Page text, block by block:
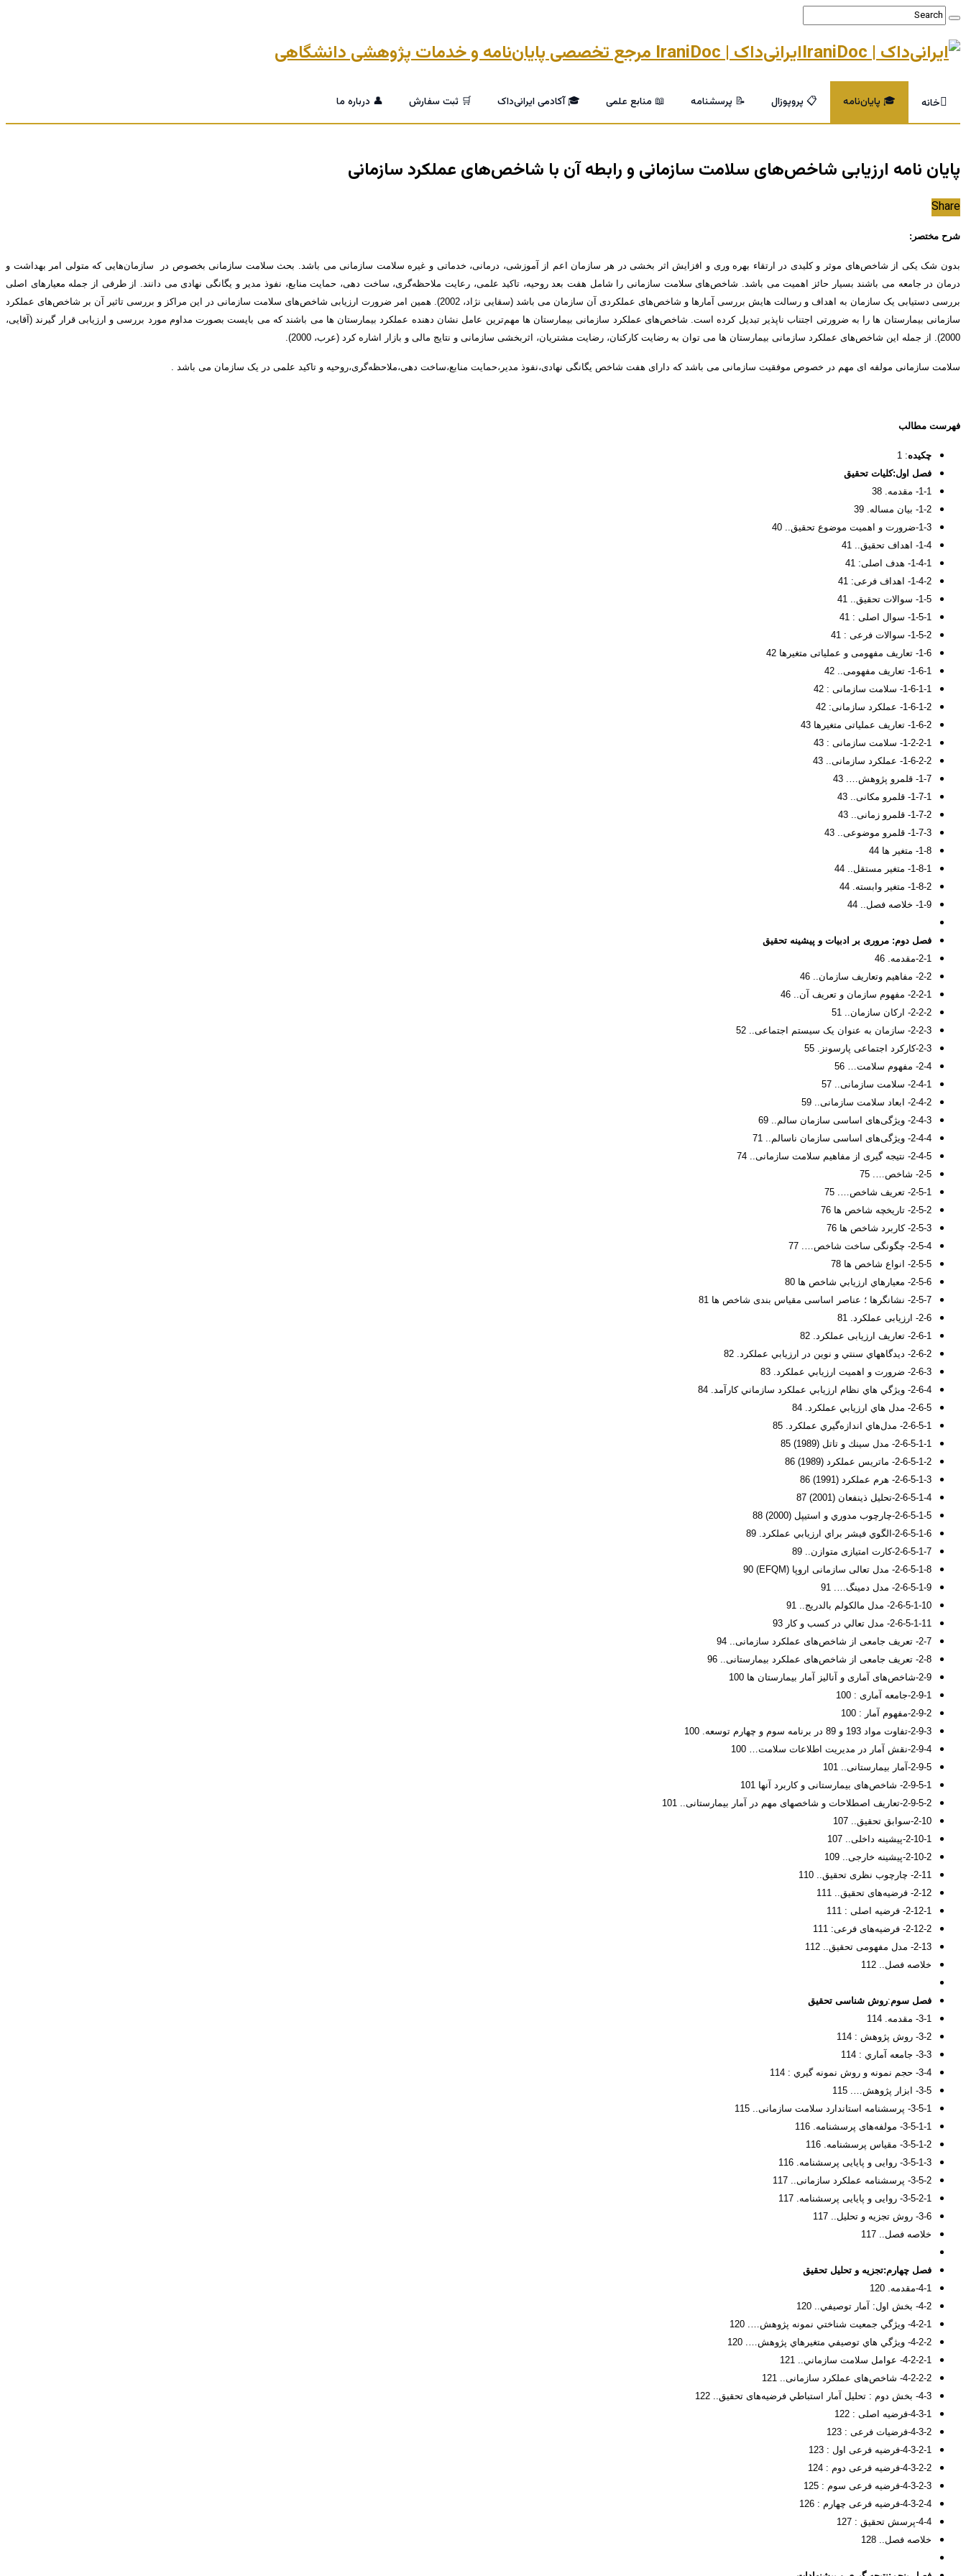
ایرانی‌داک | IraniDoc مرجع تخصصی پایان‌نامه و خدمات پژوهشی دانشگاهی
خانه 🎓 پایان‌نامه 📋 پروپوزال 📝 پرسشنامه 📖 منابع علمی 🎓 آکادمی ایرانی‌داک 🛒 ثبت سفارش 👤 درباره ما
پایان نامه ارزیابی شاخص‌های سلامت سازمانی و رابطه آن با شاخص‌های عملکرد سازمانی
Share
شرح مختصر:
بدون شک یکی از شاخص‌های موثر و کلیدی در ارتقاء بهره وری و افزایش اثر بخشی در هر سازمان اعم از آموزشی، درمانی، خدماتی و غیره سلامت سازمانی می باشد. بحث سلامت سازمانی بخصوص در سازمان‌هایی که متولی امر بهداشت و
درمان در جامعه می باشند بسیار حائز اهمیت می باشد. شاخص‌های سلامت سازمانی را شامل هفت بعد روحیه، تاکید علمی، رعایت ملاحظه‌گری، ساخت دهی، حمایت منابع، نفوذ مدیر و یگانگی نهادی می دانند. از طرفی از جمله معیارهای اصلی
بررسی دستیابی یک سازمان به اهداف و رسالت هایش بررسی آمارها و شاخص‌های عملکردی آن سازمان می باشد (سقایی نژاد، 2002). همین امر ضرورت ارزیابی شاخص‌های سلامت سازمانی در این مراکز و بررسی تاثیر آن بر شاخص‌های عملکرد
سازمانی بیمارستان ها را به ضرورتی اجتناب ناپذیر تبدیل کرده است. شاخص‌های عملکرد سازمانی بیمارستان ها مهم‌ترین عامل نشان دهنده عملکرد بیمارستان ها می باشند که می بایست بصورت مداوم مورد بررسی و ارزیابی قرار گیرند (آقایی،
2000). از جمله این شاخص‌های عملکرد سازمانی بیمارستان ها می توان به رضایت کارکنان، رضایت مشتریان، اثربخشی سازمانی و نتایج مالی و بازار اشاره کرد (عرب، 2000).
سلامت سازمانی مولفه ای مهم در خصوص موفقیت سازمانی می باشد که دارای هفت شاخص یگانگی نهادی،نفوذ مدیر،حمایت منابع،ساخت دهی،ملاحظه‌گری،روحیه و تاکید علمی در یک سازمان می باشد .
فهرست مطالب
چکیده: 1
فصل اول:کلیات تحقیق
1-1- مقدمه. 38
1-2- بیان مساله. 39
1-3-ضرورت و اهمیت موضوع تحقیق.. 40
1-4- اهداف تحقیق.. 41
1-4-1- هدف اصلی: 41
1-4-2- اهداف فرعی: 41
1-5- سوالات تحقيق.. 41
1-5-1- سوال اصلی : 41
1-5-2- سوالات فرعی : 41
1-6- تعاریف مفهومی و عملیاتی متغیرها 42
1-6-1- تعاریف مفهومی.. 42
1-6-1-1- سلامت سازمانی : 42
1-6-1-2- عملکرد سازمانی: 42
1-6-2- تعاریف عملیاتی متغیرها 43
1-2-2-1- سلامت سازمانی : 43
1-6-2-2- عملکرد سازمانی.. 43
1-7- قلمرو پژوهش…. 43
1-7-1- قلمرو مکانی.. 43
1-7-2- قلمرو زمانی.. 43
1-7-3- قلمرو موضوعی.. 43
1-8- متغیر ها 44
1-8-1- متغیر مستقل.. 44
1-8-2- متغیر وابسته. 44
1-9- خلاصه فصل.. 44
فصل دوم: مروری بر ادبیات و پیشینه تحقیق
2-1-مقدمه. 46
2-2- مفاهيم وتعاريف سازمان.. 46
2-2-1- مفهوم سازمان و تعریف آن.. 46
2-2-2- ارکان سازمان.. 51
2-2-3- سازمان به عنوان یک سیستم اجتماعی.. 52
2-3-کارکرد اجتماعی پارسونز. 55
2-4- مفهوم سلامت… 56
2-4-1- سلامت سازمانی.. 57
2-4-2- ابعاد سلامت سازمانی.. 59
2-4-3- ویژگی‌های اساسی سازمان سالم.. 69
2-4-4- ویژگی‌های اساسی سازمان ناسالم.. 71
2-4-5- نتیجه گیری از مفاهیم سلامت سازمانی.. 74
2-5- شاخص…. 75
2-5-1- تعریف شاخص…. 75
2-5-2- تاریخچه شاخص ها 76
2-5-3- کاربرد شاخص ها 76
2-5-4- چگونگی ساخت شاخص…. 77
2-5-5- انواع شاخص ها 78
2-5-6- معيارهاي ارزيابي شاخص ها 80
2-5-7- نشانگرها ؛ عناصر اساسی مقیاس بندی شاخص ها 81
2-6- ارزیابی عملکرد. 81
2-6-1- تعاريف ارزیابی عملکرد. 82
2-6-2- ديدگاههاي سنتي و نوين در ارزيابي عملكرد. 82
2-6-3- ضرورت و اهميت ارزيابي عملكرد. 83
2-6-4- ويژگي هاي نظام ارزيابي عملكرد سازماني کارآمد. 84
2-6-5- مدل هاي ارزيابي عملكرد. 84
2-6-5-1- مدل‌هاي اندازه‌گيري عملكرد. 85
2-6-5-1-1- مدل سينك و تاتل (1989) 85
2-6-5-1-2- ماتريس عملكرد (1989) 86
2-6-5-1-3- هرم عملكرد (1991) 86
2-6-5-1-4-تحليل ذينفعان (2001) 87
2-6-5-1-5-چارچوب مدوري و استيپل (2000) 88
2-6-5-1-6-الگوي فيشر براي ارزيابي عملكرد. 89
2-6-5-1-7-كارت امتيازی متوازن.. 89
2-6-5-1-8- مدل تعالی سازمانی اروپا (EFQM) 90
2-6-5-1-9- مدل دمينگ…. 91
2-6-5-1-10- مدل مالكولم بالدريج.. 91
2-6-5-1-11- مدل تعالي در کسب و کار 93
2-7- تعریف جامعی از شاخص‌های عملکرد سازمانی.. 94
2-8- تعریف جامعی از شاخص‌های عملکرد بیمارستانی.. 96
2-9-شاخص‌های آماری و آنالیز آمار بیمارستان ها 100
2-9-1-جامعه آماری : 100
2-9-2-مفهوم آمار : 100
2-9-3-تفاوت مواد 193 و 89 در برنامه سوم و چهارم توسعه. 100
2-9-4-نقش آمار در مدیریت اطلاعات سلامت… 100
2-9-5-آمار بیمارستانی.. 101
2-9-5-1- شاخص‌های بیمارستانی و کاربرد آنها 101
2-9-5-2-تعاریف اصطلاحات و شاخصهای مهم در آمار بیمارستانی.. 101
2-10-سوابق تحقیق.. 107
2-10-1-پیشینه داخلی.. 107
2-10-2-پیشینه خارجی.. 109
2-11- چارچوب نظری تحقیق.. 110
2-12- فرضیه‌های تحقیق.. 111
2-12-1- فرضیه اصلی : 111
2-12-2- فرضیه‌های فرعی: 111
2-13- مدل مفهومی تحقیق.. 112
خلاصه فصل.. 112
فصل سوم:روش شناسی تحقيق
3-1- مقدمه. 114
3-2- روش پژوهش : 114
3-3- جامعه آماري : 114
3-4- حجم نمونه و روش نمونه گيري : 114
3-5- ابزار پژوهش…. 115
3-5-1- پرسشنامه استاندارد سلامت سازمانی.. 115
3-5-1-1- مولفه‌های پرسشنامه. 116
3-5-1-2- مقیاس پرسشنامه. 116
3-5-1-3- روایی و پایایی پرسشنامه. 116
3-5-2- پرسشنامه عملکرد سازمانی.. 117
3-5-2-1- روایی و پایایی پرسشنامه. 117
3-6- روش تجزيه و تحليل.. 117
خلاصه فصل.. 117
فصل چهارم:تجزیه و تحلیل تحقیق
4-1-مقدمه. 120
4-2- بخش اول: آمار توصيفي.. 120
4-2-1- ويژگي جمعيت شناختي نمونه پژوهش…. 120
4-2-2- ويژگي هاي توصيفي متغيرهاي پژوهش…. 120
4-2-2-1- عوامل سلامت سازماني.. 121
4-2-2-2- شاخص‌های عملکرد سازمانی.. 121
4-3- بخش دوم : تحليل آمار استباطي فرضیه‌های تحقيق.. 122
4-3-1-فرضیه اصلی : 122
4-3-2-فرضیات فرعی : 123
4-3-2-1-فرضیه فرعی اول : 123
4-3-2-2-فرضیه فرعی دوم : 124
4-3-2-3-فرضیه فرعی سوم : 125
4-3-2-4-فرضیه فرعی چهارم : 126
4-4-پرسش تحقيق : 127
خلاصه فصل.. 128